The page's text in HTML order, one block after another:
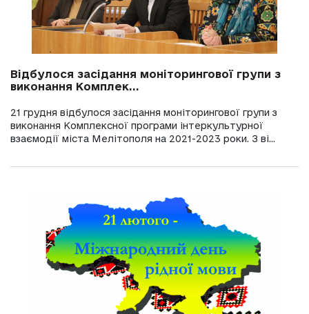
Відбулося засідання моніторингової групи з
виконання Комплек...
21 грудня відбулося засідання моніторингової групи з
виконання Комплексної програми інтеркультурної
взаємодії міста Мелітополя на 2021-2023 роки. З ві...